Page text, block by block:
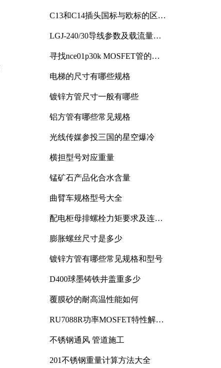
C13和C14插头国标与欧标的区别
LGJ-240/30导线参数及载流量解
寻找nce01p30k MOSFET管的合
电梯的尺寸有哪些规格
镀锌方管尺寸一般有哪些
铝方管有哪些常见规格
光线传媒参投三国的星空爆冷
横担型号对应重量
锰矿石产品化合水含量
曲臂车规格型号大全
配电柜母排螺栓力矩要求及连接
膨胀螺丝尺寸是多少
镀锌方管有哪些常见规格和型号
D400球墨铸铁井盖重多少
覆膜砂的耐高温性能如何
RU7088R功率MOSFET特性解析
不锈钢通风 管道施工
201不锈钢重量计算方法大全